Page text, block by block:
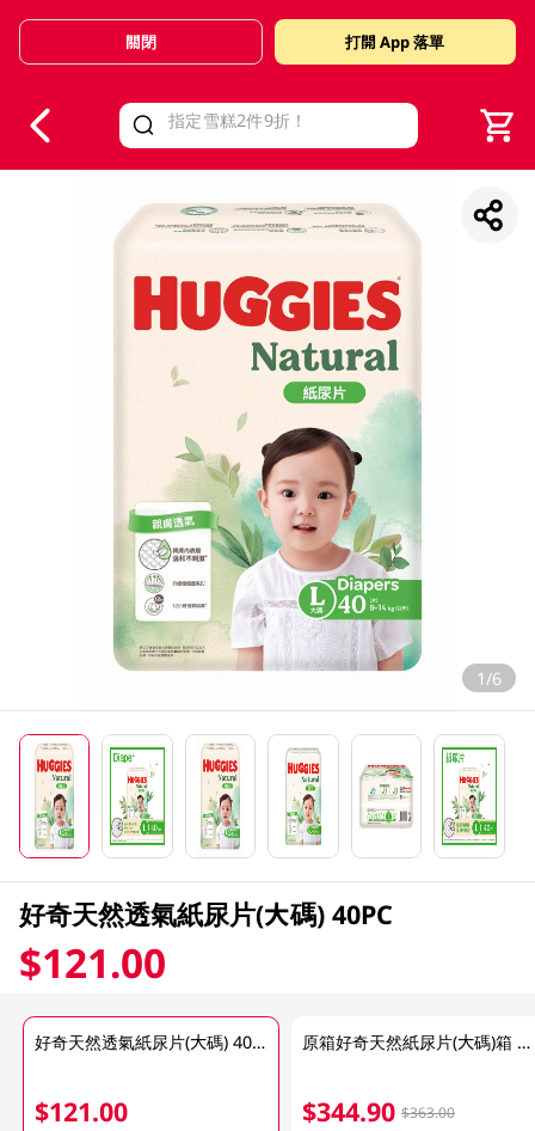
Valid Until 30 June 2026
關閉 打開 App 落單
1/6
好奇天然透氣紙尿片(大碼) 40PC
$121.00
好奇天然透氣紙尿片(大碼) 40PC
$121.00
原箱好奇天然紙尿片(大碼)箱 3 X 40PC
$344.90 $363.00